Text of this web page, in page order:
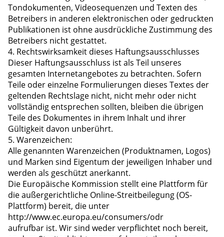
Tondokumenten, Videosequenzen und Texten des
Betreibers in anderen elektronischen oder gedruckten
Publikationen ist ohne ausdrückliche Zustimmung des
Betreibers nicht gestattet.
4. Rechtswirksamkeit dieses Haftungsausschlusses
Dieser Haftungsausschluss ist als Teil unseres
gesamten Internetangebotes zu betrachten. Sofern
Teile oder einzelne Formulierungen dieses Textes der
geltenden Rechtslage nicht, nicht mehr oder nicht
vollständig entsprechen sollten, bleiben die übrigen
Teile des Dokumentes in ihrem Inhalt und ihrer
Gültigkeit davon unberührt.
5. Warenzeichen:
Alle genannten Warenzeichen (Produktnamen, Logos)
und Marken sind Eigentum der jeweiligen Inhaber und
werden als geschützt anerkannt.
Die Europäische Kommission stellt eine Plattform für
die außergerichtliche Online-Streitbeilegung (OS-
Plattform) bereit, die unter
http://www.ec.europa.eu/consumers/odr
aufrufbar ist. Wir sind weder verpflichtet noch bereit,